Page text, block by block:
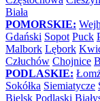
Biała
POMORSKIE:
Gdański Sopot Puck
Malbork Lębork
Człuchów Chojnice
PODLASKIE:
Sokółka Siemiatycze
Bielsk Podlaski